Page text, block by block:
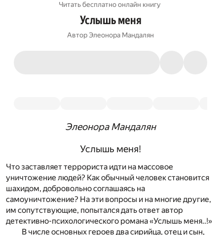
Читать бесплатно онлайн книгу
Услышь меня
АвторЭлеонора Мандалян
Элеонора Мандалян
Услышь меня!
Что заставляет террориста идти на массовое
уничтожение людей? Как обычный человек становится
шахидом, добровольно соглашаясь на
самоуничтожение? На эти вопросы и на многие другие,
им сопутствующие, попытался дать ответ автор
детективно-психологического романа «Услышь меня..!»
В числе основных героев два сирийца, отец и сын,